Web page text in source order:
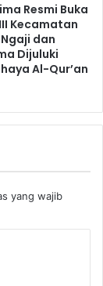
Resmi Buka
Kecamatan
dan
Dijuluki
Al-Qur’an
yang wajib